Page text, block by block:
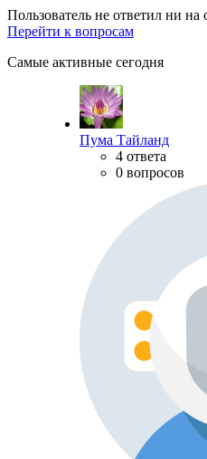
Пользователь не ответил ни на
Перейти к вопросам
Самые активные сегодня
Пума Тайланд
4 ответа
0 вопросов